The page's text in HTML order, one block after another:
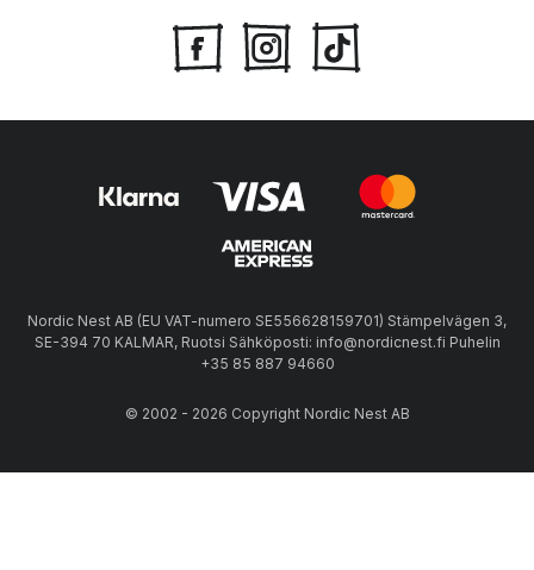
Nordic Nest AB (EU VAT-numero SE556628159701) Stämpelvägen 3,
SE-394 70 KALMAR, Ruotsi Sähköposti: info@nordicnest.fi Puhelin
+35 85 887 94660
© 2002 - 2026 Copyright Nordic Nest AB